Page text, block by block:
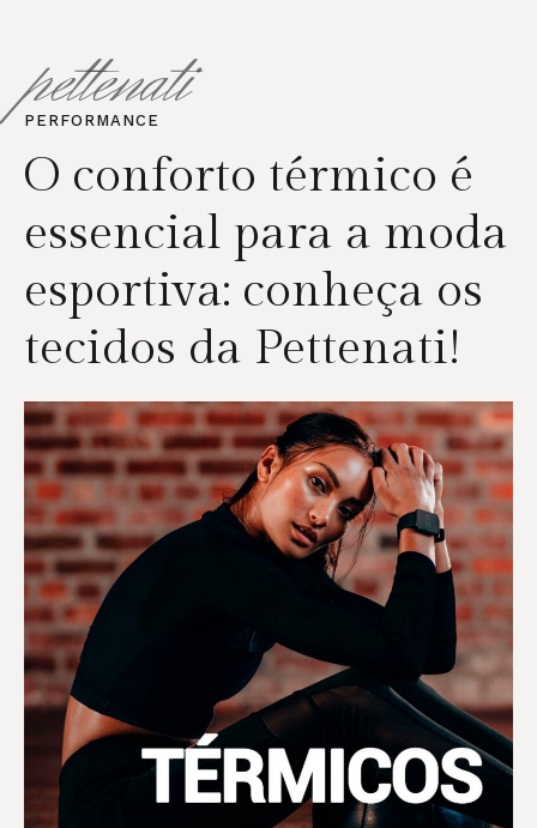
pettenati
PERFORMANCE
O conforto térmico é
essencial para a moda
esportiva: conheça os
tecidos da Pettenati!